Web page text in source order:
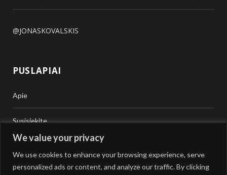
We value your privacy
We use cookies to enhance your browsing experience, serve
personalized ads or content, and analyze our traffic. By clicking
@JONASKOVALSKIS
PUSLAPIAI
Apie
Susisiekite
Vertimai